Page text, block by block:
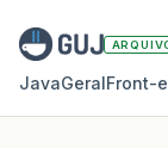
JavaGeral